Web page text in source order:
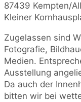
87439 Kempten/
Kleiner
Zugelassen sind
Fotografie,
Medien.
Ausstellung
Da auch der
bitten wir bei